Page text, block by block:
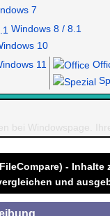
7
Windows 8 / 8.1
10
11
bei Windowspage.
- Inhalte
und